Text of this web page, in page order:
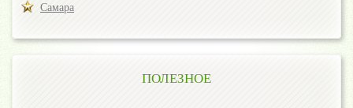
Самара
ПОЛЕЗНОЕ